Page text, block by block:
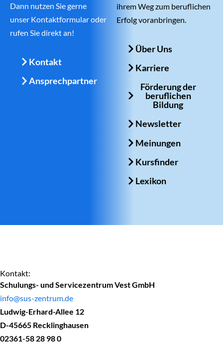
Dann nutzen Sie gerne
unser Kontaktformular oder
rufen Sie direkt an!
Kontakt
Ansprechpartner
ihrem Weg zum beruflichen
Erfolg voranbringen.
Über Uns
Karriere
Förderung der
beruflichen
Bildung
Newsletter
Meinungen
Kursfinder
Lexikon
Kontakt:
Schulungs- und Servicezentrum Vest GmbH
info@sus-zentrum.de
Ludwig-Erhard-Allee 12
D-45665 Recklinghausen
02361-58 28 98 0